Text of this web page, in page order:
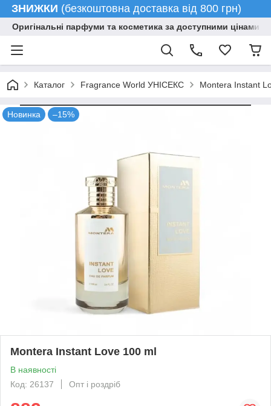
ЗНИЖКИ (безкоштовна доставка від 800 грн)
Оригінальні парфуми та косметика за доступними цінами
Каталог Fragrance World УНІСЕКС Montera Instant
Новинка –15%
Montera Instant Love 100 ml
В наявності
Код: 26137
Опт і роздріб